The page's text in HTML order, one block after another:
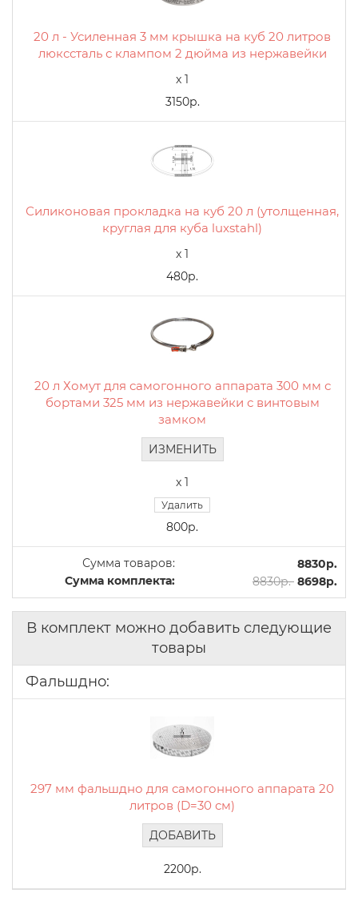
20 л - Усиленная 3 мм крышка на куб 20 литров
люкссталь с клампом 2 дюйма из нержавейки
x 1
3150р.
Силиконовая прокладка на куб 20 л (утолщенная,
круглая для куба luxstahl)
x 1
480р.
20 л Хомут для самогонного аппарата 300 мм с
бортами 325 мм из нержавейки с винтовым
замком
ИЗМЕНИТЬ
x 1
Удалить
800р.
Сумма товаров:
8830р.
Сумма комплекта:
8830р. 8698р.
В комплект можно добавить следующие
товары
Фальшдно:
297 мм фальшдно для самогонного аппарата 20
литров (D=30 см)
ДОБАВИТЬ
2200р.